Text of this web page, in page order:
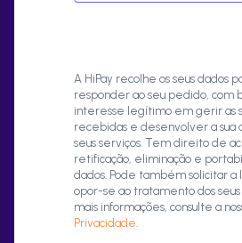
A HiPay recolhe os seus dados
responder ao seu pedido, com
interesse legítimo em gerir as
recebidas e desenvolver a sua
seus serviços. Tem direito de
retificação, eliminação e
dados. Pode também solicitar a
opor-se ao tratamento dos seus
mais informações, consulte a
Privacidade.